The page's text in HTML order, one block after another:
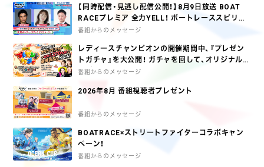
【同時配信・見逃し配信公開！】8月9日放送 BOAT
RACEプレミア 全力YELL！ ボートレーススピリッ
ツ
番組からのメッセージ
レディースチャンピオンの開催期間中、『プレゼン
トガチャ』を大公開！ ガチャを回して、オリジナルグ
ッズとオリジナルフォトをGETしよう♪
番組からのメッセージ
2026年8月 番組視聴者プレゼント
番組からのメッセージ
BOATRACE×ストリートファイターコラボキャン
ペーン！
番組からのメッセージ